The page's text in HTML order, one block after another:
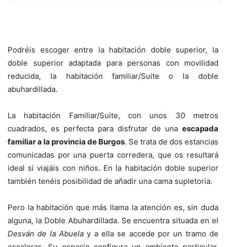
Podréis escoger entre la habitación doble superior, la
doble superior adaptada para personas con movilidad
reducida, la habitación familiar/Suite o la doble
abuhardillada.
La habitación Familiar/Suite, con unos 30 metros
cuadrados, es perfecta para disfrutar de una escapada
familiar a la provincia de Burgos. Se trata de dos estancias
comunicadas por una puerta corredera, que os resultará
ideal si viajáis con niños. En la habitación doble superior
también tenéis posibilidad de añadir una cama supletoria.
Pero la habitación que más llama la atención es, sin duda
alguna, la Doble Abuhardillada. Se encuentra situada en el
Desván de la Abuelay a ella se accede por un tramo de